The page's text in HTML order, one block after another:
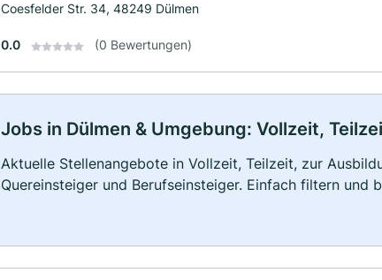
Coesfelder Str. 34, 48249 Dülmen
0.0 (0 Bewertungen)
Jobs in Dülmen & Umgebung: Vollzeit,
Aktuelle Stellenangebote in Vollzeit, Teilzeit, zur
Quereinsteiger und Berufseinsteiger. Einfach filtern und